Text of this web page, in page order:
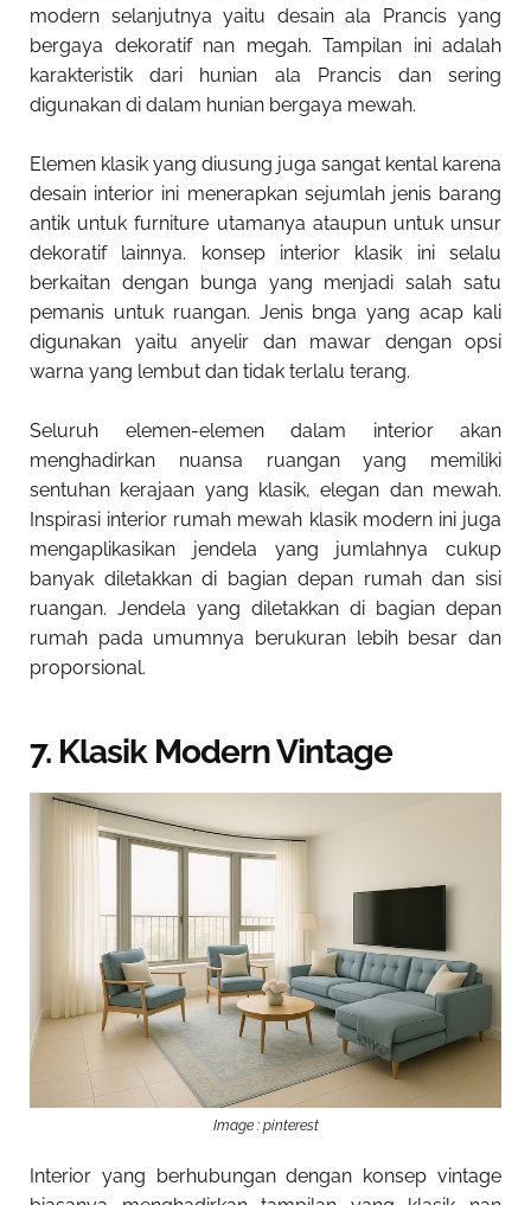
modern selanjutnya yaitu desain ala Prancis yang
bergaya dekoratif nan megah. Tampilan ini adalah
karakteristik dari hunian ala Prancis dan sering
digunakan di dalam hunian bergaya mewah.
Elemen klasik yang diusung juga sangat kental karena
desain interior ini menerapkan sejumlah jenis barang
antik untuk furniture utamanya ataupun untuk unsur
dekoratif lainnya. konsep interior klasik ini selalu
berkaitan dengan bunga yang menjadi salah satu
pemanis untuk ruangan. Jenis bnga yang acap kali
digunakan yaitu anyelir dan mawar dengan opsi
warna yang lembut dan tidak terlalu terang.
Seluruh elemen-elemen dalam interior akan
menghadirkan nuansa ruangan yang memiliki
sentuhan kerajaan yang klasik, elegan dan mewah.
Inspirasi interior rumah mewah klasik modern ini juga
mengaplikasikan jendela yang jumlahnya cukup
banyak diletakkan di bagian depan rumah dan sisi
ruangan. Jendela yang diletakkan di bagian depan
rumah pada umumnya berukuran lebih besar dan
proporsional.
7. Klasik Modern Vintage
Image : pinterest
Interior yang berhubungan dengan konsep vintage